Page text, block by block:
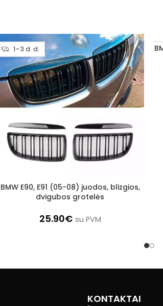
1–3 d. d.
Į KREPŠELĮ
BMW E90, E91 (05-08) juodos, blizgios,
dvigubos grotelės
25.90€ su PVM
Į
KONTAKTAI